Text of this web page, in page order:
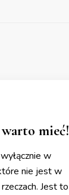
mieć!
w
nie jest w
Jest to